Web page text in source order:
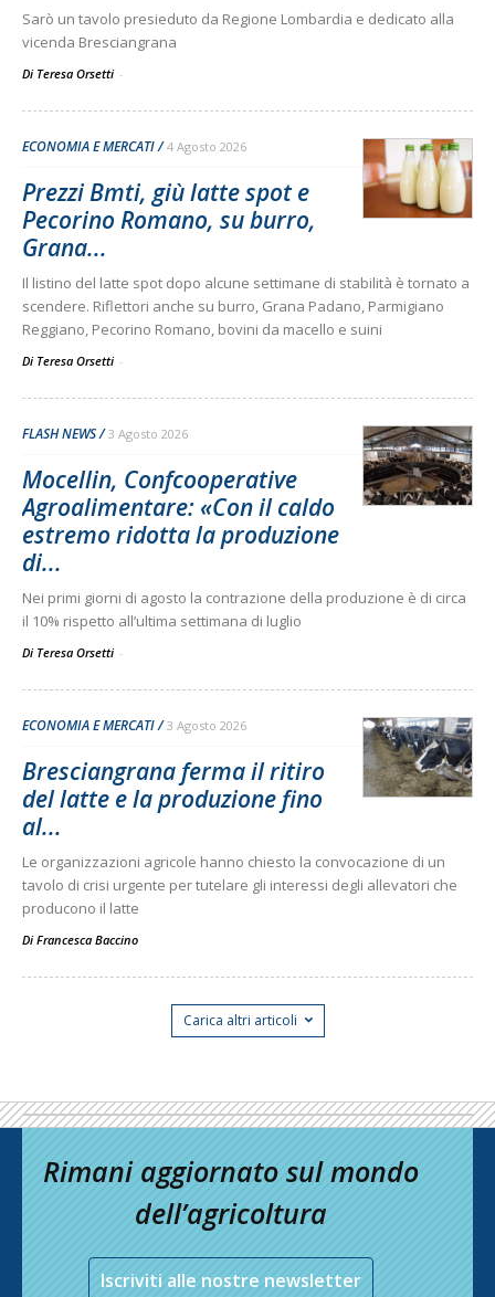
Sarò un tavolo presieduto da Regione Lombardia e dedicato alla
vicenda Bresciangrana
Di Teresa Orsetti -
ECONOMIA E MERCATI 4 Agosto 2026
Prezzi Bmti, giù latte spot e
Pecorino Romano, su burro,
Grana...
Il listino del latte spot dopo alcune settimane di stabilità è tornato a
scendere. Riflettori anche su burro, Grana Padano, Parmigiano
Reggiano, Pecorino Romano, bovini da macello e suini
Di Teresa Orsetti -
FLASH NEWS 3 Agosto 2026
Mocellin, Confcooperative
Agroalimentare: «Con il caldo
estremo ridotta la produzione
di...
Nei primi giorni di agosto la contrazione della produzione è di circa
il 10% rispetto all’ultima settimana di luglio
Di Teresa Orsetti -
ECONOMIA E MERCATI 3 Agosto 2026
Bresciangrana ferma il ritiro
del latte e la produzione fino
al...
Le organizzazioni agricole hanno chiesto la convocazione di un
tavolo di crisi urgente per tutelare gli interessi degli allevatori che
producono il latte
Di Francesca Baccino
Carica altri articoli
Rimani aggiornato sul mondo
dell’agricoltura
Iscriviti alle nostre newsletter